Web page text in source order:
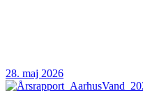
28. maj 2026